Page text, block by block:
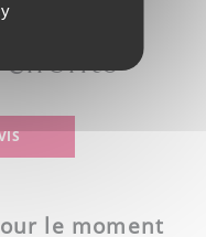
clients
le moment